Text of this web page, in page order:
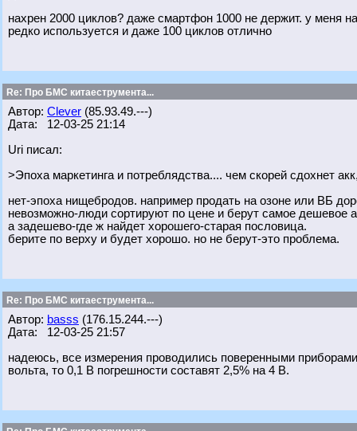
нахрен 2000 циклов? даже смартфон 1000 не держит. у меня
редко используется и даже 100 циклов отлично
Re: Про БМС китаеструмента...
Автор: Clever (85.93.49.---)
Дата: 12-03-25 21:14
Uri писал:
>Эпоха маркетинга и потреблядства.... чем скорей сдохнет
нет-эпоха нищебродов. например продать на озоне или ВБ
невозможно-люди сортируют по цене и берут самое дешевое
а задешево-где ж найдет хорошего-старая пословица.
берите по верху и будет хорошо. но не берут-это проблема.
Re: Про БМС китаеструмента...
Автор: basss (176.15.244.---)
Дата: 12-03-25 21:57
надеюсь, все измерения проводились поверенными
вольта, то 0,1 В погрешности составят 2,5% на 4 В.